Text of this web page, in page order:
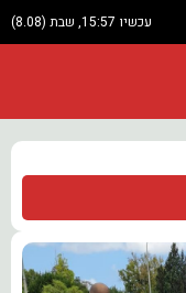
עכשיו 15:57, שבת (8.08)